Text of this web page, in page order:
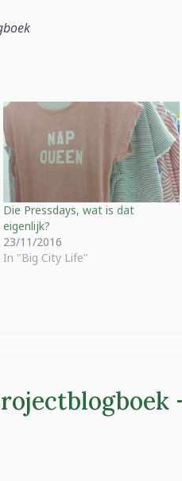
Die Pressdays, wat is dat
eigenlijk?
23/11/2016
In "Big City Life"